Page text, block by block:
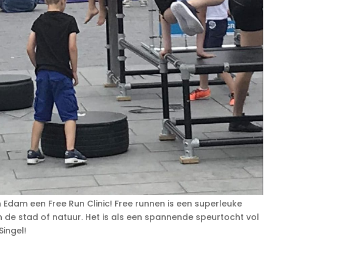
Edam een Free Run Clinic! Free runnen is een superleuke
stad of natuur. Het is als een spannende speurtocht vol